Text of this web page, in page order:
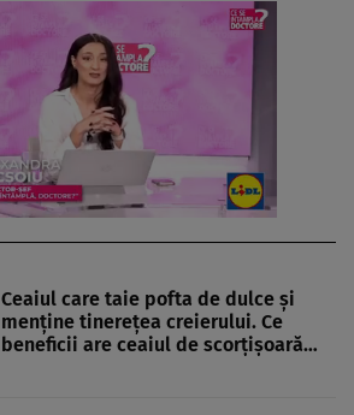
Ceaiul care taie pofta de dulce și
menţine tinereţea creierului. Ce
beneficii are ceaiul de scorţişoară…